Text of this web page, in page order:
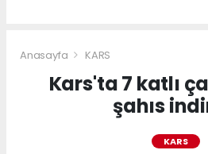
Anasayfa KARS
Kars'ta 7 katlı
şahıs
KARS